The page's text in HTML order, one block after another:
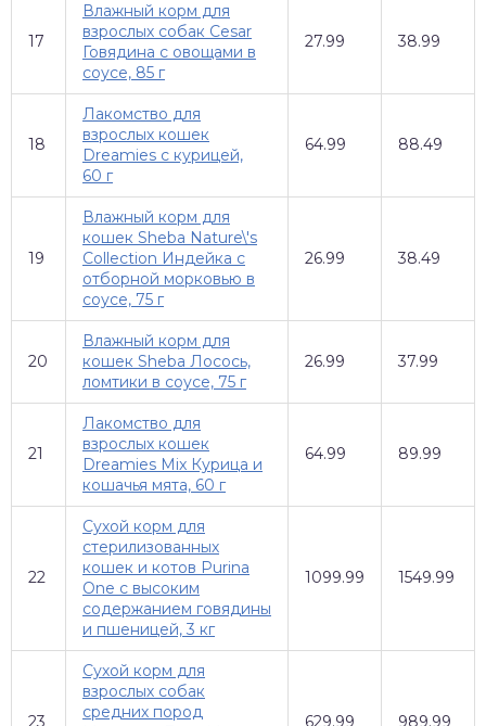
17
Влажный корм для
взрослых собак Cesar
Говядина с овощами в
соусе, 85 г
27.99 38.99
18
Лакомство для
взрослых кошек
Dreamies с курицей,
60 г
64.99 88.49
19
Влажный корм для
кошек Sheba Nature\'s
Collection Индейка с
отборной морковью в
соусе, 75 г
26.99 38.49
20
Влажный корм для
кошек Sheba Лосось,
ломтики в соусе, 75 г
26.99 37.99
21
Лакомство для
взрослых кошек
Dreamies Mix Курица и
кошачья мята, 60 г
64.99 89.99
22
Сухой корм для
стерилизованных
кошек и котов Purina
One с высоким
содержанием говядины
и пшеницей, 3 кг
1099.99 1549.99
23
Сухой корм для
взрослых собак
средних пород
629.99 989.99